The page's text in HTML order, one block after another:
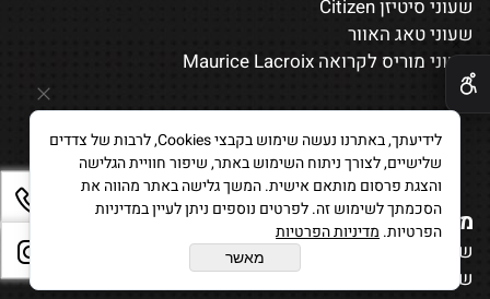
שעוני סיטיזן Citizen
שעוני טאג האוור
שעוני מוריס לקרואה Maurice Lacroix
מידע נוסף
שעונים לגבר
שעונים לאישה
✕
לידיעתך, באתרנו נעשה שימוש בקבצי Cookies, לרבות של צדדים
שלישיים, לצורך ניתוח השימוש באתר, שיפור חוויית הגלישה
והצגת פרסום מותאם אישית. המשך גלישה באתר מהווה את
הסכמתך לשימוש זה. לפרטים נוספים ניתן לעיין במדיניות
הפרטיות. מדיניות הפרטיות
מאשר